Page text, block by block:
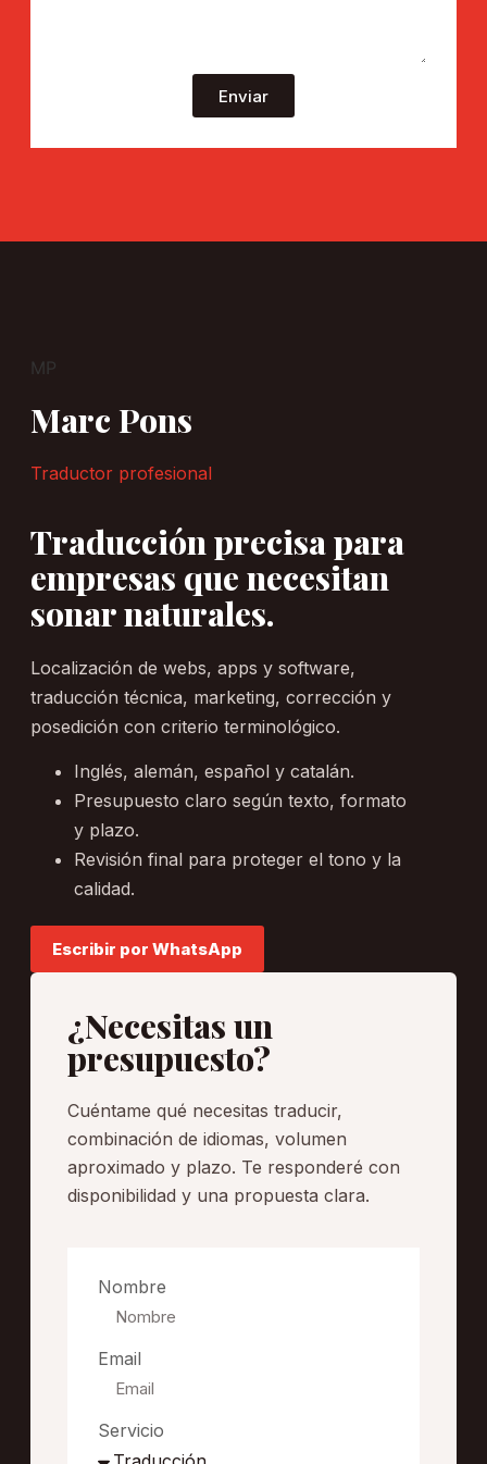
Enviar
MP
Marc Pons
Traductor profesional
Traducción precisa para
empresas que necesitan
sonar naturales.
Localización de webs, apps y software,
traducción técnica, marketing, corrección y
posedición con criterio terminológico.
Inglés, alemán, español y catalán.
Presupuesto claro según texto, formato
y plazo.
Revisión final para proteger el tono y la
calidad.
Escribir por WhatsApp
¿Necesitas un
presupuesto?
Cuéntame qué necesitas traducir,
combinación de idiomas, volumen
aproximado y plazo. Te responderé con
disponibilidad y una propuesta clara.
Nombre
Email
Servicio